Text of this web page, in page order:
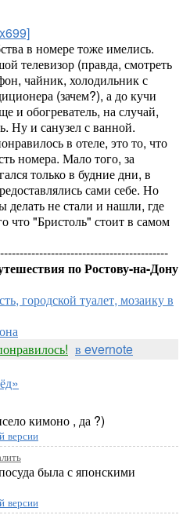
в номере тоже имелись.
телевизор (правда, смотреть
чайник, холодильник с
(зачем?), а до кучи
и обогреватель, на случай,
Ну и санузел с ванной.
в отеле, это то, что
номера. Мало того, за
только в будние дни, в
сами себе. Но
делать не стали и нашли, где
что "Бристоль" стоит в самом
по Ростову-на-Дону
городской туалет, мозаику в
в evernote
кимоно , да ?)
версии
была с японскими
версии